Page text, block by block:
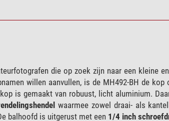
die op zoek zijn naar een kleine
willen aanvullen, is de MH492-BH de
is gemaakt van robuust, licht aluminium.
waarmee zowel draai- als
balhoofd is uitgerust met een 1/4 inch